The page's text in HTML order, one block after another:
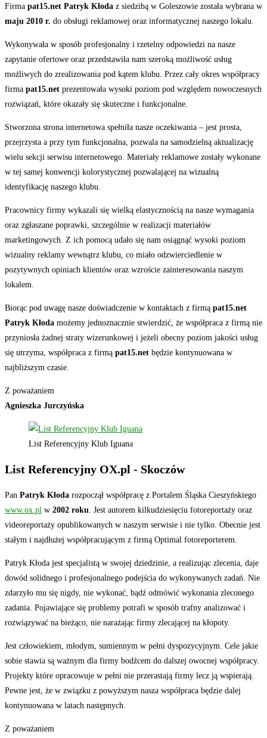
Firma pat15.net Patryk Kłoda z siedzibą w Goleszowie została wybrana w
maju 2010 r. do obsługi reklamowej oraz informatycznej naszego lokalu.
Wykonywała w sposób profesjonalny i rzetelny odpowiedzi na nasze
zapytanie ofertowe oraz przedstawiła nam szeroką możliwość usług
możliwych do zrealizowania pod kątem klubu. Przez cały okres współpracy
firma pat15.net prezentowała wysoki poziom pod względem nowoczesnych
rozwiązań, które okazały się skuteczne i funkcjonalne.
Stworzona strona internetowa spełniła nasze oczekiwania – jest prosta,
przejrzysta a przy tym funkcjonalna, pozwala na samodzielną aktualizację
wielu sekcji serwisu internetowego. Materiały reklamowe zostały wykonane
w tej samej konwencji kolorystycznej pozwalającej na wizualną
identyfikację naszego klubu.
Pracownicy firmy wykazali się wielką elastycznością na nasze wymagania
oraz zgłaszane poprawki, szczególnie w realizacji materiałów
marketingowych. Z ich pomocą udało się nam osiągnąć wysoki poziom
wizualny reklamy wewnątrz klubu, co miało odzwierciedlenie w
pozytywnych opiniach klientów oraz wzroście zainteresowania naszym
lokalem.
Biorąc pod uwagę nasze doświadczenie w kontaktach z firmą pat15.net
Patryk Kłoda możemy jednoznacznie stwierdzić, że współpraca z firmą nie
przyniosła żadnej straty wizerunkowej i jeżeli obecny poziom jakości usług
się utrzyma, współpraca z firmą pat15.net będzie kontynuowana w
najbliższym czasie.
Z poważaniem
Agnieszka Jurczyńska
List Referencyjny Klub Iguana
List Referencyjny OX.pl - Skoczów
Pan Patryk Kłoda rozpoczął współpracę z Portalem Śląska Cieszyńskiego
www.ox.pl w 2002 roku . Jest autorem kilkudziesięciu fotoreportaży oraz
videoreportaży opublikowanych w naszym serwisie i nie tylko. Obecnie jest
stałym i najdłużej współpracującym z firmą Optimal fotoreporterem.
Patryk Kłoda jest specjalistą w swojej dziedzinie, a realizując zlecenia, daje
dowód solidnego i profesjonalnego podejścia do wykonywanych zadań. Nie
zdarzyło mu się nigdy, nie wykonać, bądź odmówić wykonania zleconego
zadania. Pojawiające się problemy potrafi w sposób trafny analizować i
rozwiązywać na bieżąco, nie narażając firmy zlecającej na kłopoty.
Jest człowiekiem, młodym, sumiennym w pełni dyspozycyjnym. Cele jakie
sobie stawia są ważnym dla firmy bodźcem do dalszej owocnej współpracy.
Projekty które opracowuje w pełni nie przerastają firmy lecz ją wspierają.
Pewne jest, że w związku z powyższym nasza współpraca będzie dalej
kontynuowana w latach następnych.
Z poważaniem